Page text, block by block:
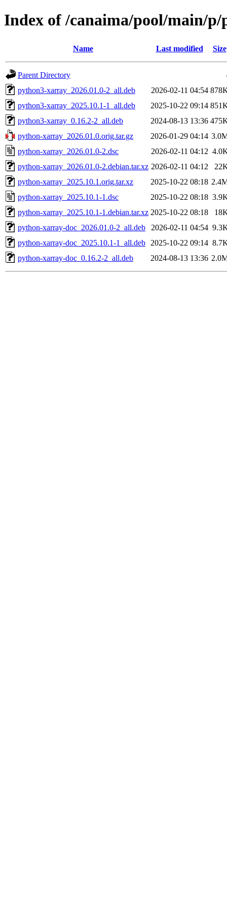
Index of /canaima/pool/main/
Name Last modified Size
Parent Directory
python3-xarray_2026.01.0-2_all.deb
2026-02-11 04:54
python3-xarray_2025.10.1-1_all.deb
2025-10-22 09:14
python3-xarray_0.16.2-2_all.deb
2024-08-13 13:36
python-xarray_2026.01.0.orig.tar.gz
2026-01-29 04:14
python-xarray_2026.01.0-2.dsc
2026-02-11 04:12
python-xarray_2026.01.0-2.debian.tar.xz 2026-02-11 04:12
python-xarray_2025.10.1.orig.tar.xz
2025-10-22 08:18
python-xarray_2025.10.1-1.dsc
2025-10-22 08:18
python-xarray_2025.10.1-1.debian.tar.xz 2025-10-22 08:18
python-xarray-doc_2026.01.0-2_all.deb
2026-02-11 04:54
python-xarray-doc_2025.10.1-1_all.deb
2025-10-22 09:14
python-xarray-doc_0.16.2-2_all.deb
2024-08-13 13:36